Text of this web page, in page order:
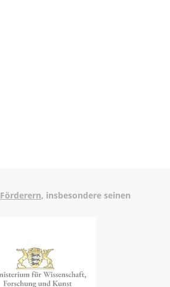
Förderern, insbesondere seinen